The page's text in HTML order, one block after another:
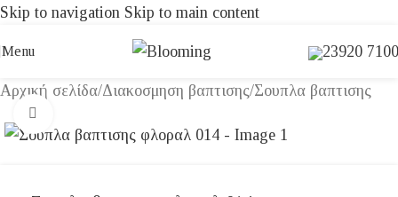
Skip to navigation Skip to main content
Menu 23920
Αρχική σελίδα/Διακοσμηση βαπτισης/Σουπλα βαπτισης